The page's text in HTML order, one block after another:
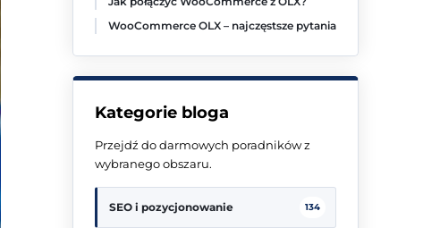
WooCommerce OLX – najczęstsze pytania
Kategorie bloga
Przejdź do darmowych poradników z
wybranego obszaru.
SEO i pozycjonowanie 134